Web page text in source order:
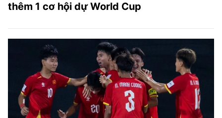
thêm 1 cơ hội dự World Cup